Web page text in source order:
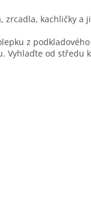
zrcadla, kachličky a
z
Vyhlaďte od středu